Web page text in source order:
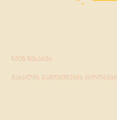
ჩვენ შესახებ
მასალის გამოყენების პირობები